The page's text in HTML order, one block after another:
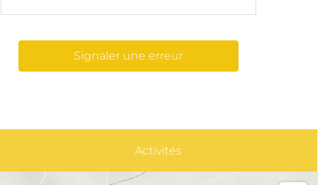
Signaler une erreur
Activités